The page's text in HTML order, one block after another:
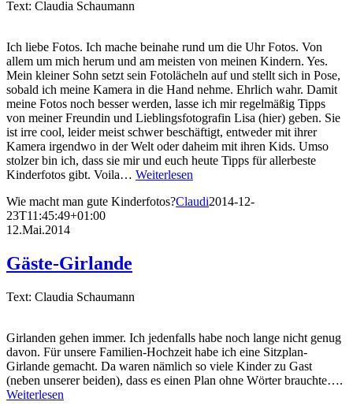
Text: Claudia Schaumann
Ich liebe Fotos. Ich mache beinahe rund um die Uhr Fotos. Von
allem um mich herum und am meisten von meinen Kindern. Yes.
Mein kleiner Sohn setzt sein Fotolächeln auf und stellt sich in Pose,
sobald ich meine Kamera in die Hand nehme. Ehrlich wahr. Damit
meine Fotos noch besser werden, lasse ich mir regelmäßig Tipps
von meiner Freundin und Lieblingsfotografin Lisa (hier) geben. Sie
ist irre cool, leider meist schwer beschäftigt, entweder mit ihrer
Kamera irgendwo in der Welt oder daheim mit ihren Kids. Umso
stolzer bin ich, dass sie mir und euch heute Tipps für allerbeste
Kinderfotos gibt. Voila… Weiterlesen
Wie macht man gute Kinderfotos?Claudi2014-12-
23T11:45:49+01:00
12.Mai.2014
Gäste-Girlande
Text: Claudia Schaumann
Girlanden gehen immer. Ich jedenfalls habe noch lange nicht genug
davon. Für unsere Familien-Hochzeit habe ich eine Sitzplan-
Girlande gemacht. Da waren nämlich so viele Kinder zu Gast
(neben unserer beiden), dass es einen Plan ohne Wörter brauchte….
Weiterlesen